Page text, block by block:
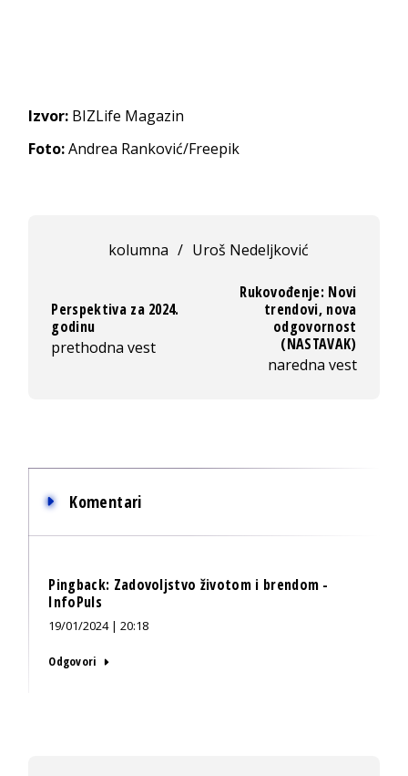
Izvor: BIZLife Magazin
Foto:Andrea Ranković/Freepik
kolumna / Uroš Nedeljković
Perspektiva za 2024.
godinu
prethodna vest
Rukovođenje: Novi
trendovi, nova
odgovornost
(NASTAVAK)
naredna vest
Komentari
Pingback: Zadovoljstvo životom i brendom -
InfoPuls
19/01/2024 | 20:18
Odgovori